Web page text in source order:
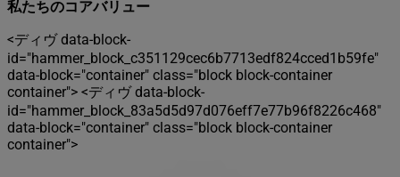
私たちのコアバリュー
<ディヴ data-block-
id="hammer_block_c351129cec6b7713edf824cced1b59fe"
data-block="container" class="block block-container
container"> <ディヴ data-block-
id="hammer_block_83a5d5d97d076eff7e77b96f8226c468"
data-block="container" class="block block-container
container">